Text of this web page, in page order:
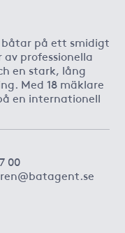
på ett smidigt
professionella
en stark, lång
Med 18 mäklare
en internationell
00